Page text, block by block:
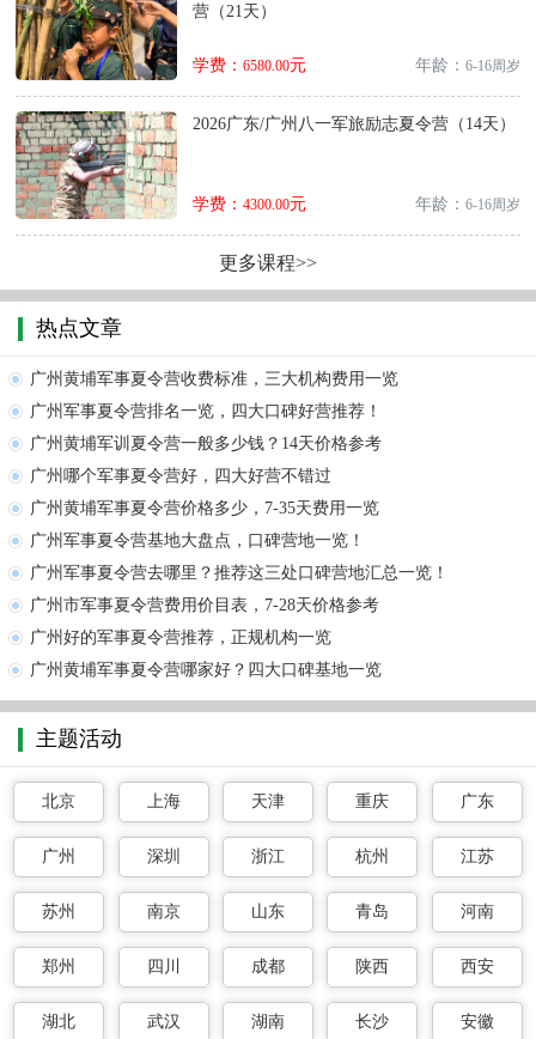
营（21天）
学费： 6580.00元 年龄： 6-16周岁
2026广东/广州八一军旅励志夏令营（14天）
学费： 4300.00元 年龄： 6-16周岁
更多课程>>
热点文章
广州黄埔军事夏令营收费标准，三大机构费用一览
广州军事夏令营排名一览，四大口碑好营推荐！
广州黄埔军训夏令营一般多少钱？14天价格参考
广州哪个军事夏令营好，四大好营不错过
广州黄埔军事夏令营价格多少，7-35天费用一览
广州军事夏令营基地大盘点，口碑营地一览！
广州军事夏令营去哪里？推荐这三处口碑营地汇总一览！
广州市军事夏令营费用价目表，7-28天价格参考
广州好的军事夏令营推荐，正规机构一览
广州黄埔军事夏令营哪家好？四大口碑基地一览
主题活动
北京 上海 天津 重庆 广东
广州 深圳 浙江 杭州 江苏
苏州 南京 山东 青岛 河南
郑州 四川 成都 陕西 西安
湖北 武汉 湖南 长沙 安徽